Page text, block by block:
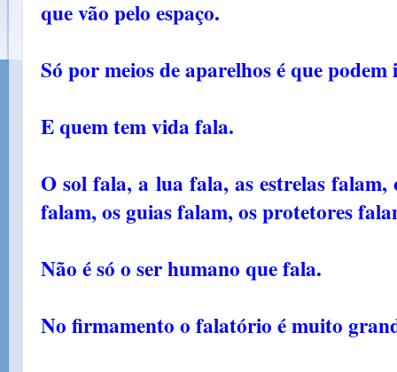
que vão pelo espaço.
Só por meios de aparelhos é que
E quem tem vida fala.
O sol fala, a lua fala, as estrelas
falam, os guias falam, os protetores
Não é só o ser humano que fala.
No firmamento o falatório é muito